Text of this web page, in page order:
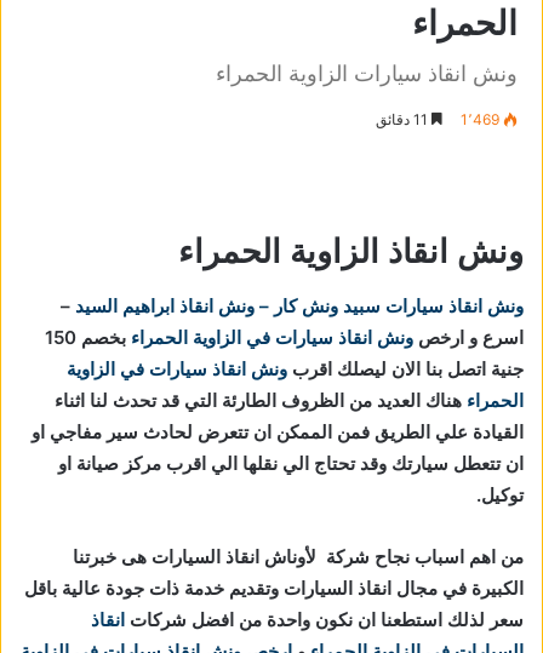
الحمراء
ونش انقاذ سيارات الزاوية الحمراء
1٬469
ونش انقاذ الزاوية الحمراء
ونش انقاذ سيارات سبيد ونش كار – ونش انقاذ ابراهيم السيد –
اسرع و ارخص ونش انقاذ سيارات في الزاوية الحمراء
بخصم 150
جنية اتصل بنا الان ليصلك اقرب ونش انقاذ سيارات في الزاوية
الحمراء هناك العديد من الظروف الطارئة التي قد تحدث لنا اثناء
القيادة علي الطريق فمن الممكن ان تتعرض لحادث سير مفاجي او
ان تتعطل سيارتك وقد تحتاج الي نقلها الي اقرب مركز صيانة او
توكيل.
من اهم اسباب نجاح شركة لأوناش انقاذ السيارات هى خبرتنا
الكبيرة في مجال انقاذ السيارات وتقديم خدمة ذات جودة عالية باقل
سعر لذلك استطعنا ان نكون واحدة من افضل شركات انقاذ